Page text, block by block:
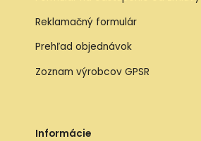
Reklamačný formulár
Prehľad objednávok
Zoznam výrobcov GPSR
Informácie